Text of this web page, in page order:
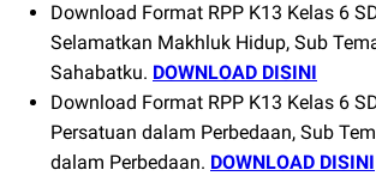
Download Format RPP K13 Kelas 6
Selamatkan Makhluk Hidup, Sub
Sahabatku. DOWNLOAD DISINI
Download Format RPP K13 Kelas 6
Persatuan dalam Perbedaan, Sub
dalam Perbedaan. DOWNLOAD DISINI